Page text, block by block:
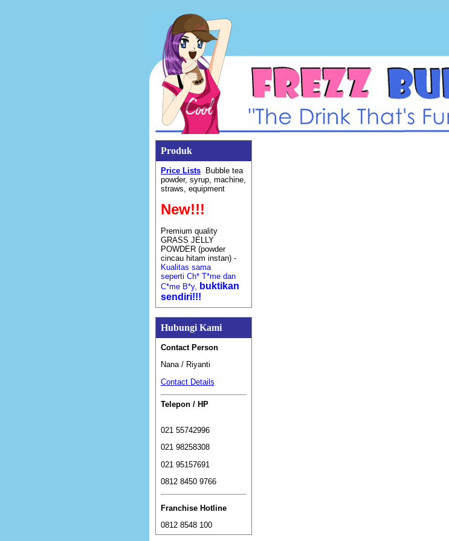
Produk
Price Lists Bubble tea
powder, syrup, machine,
straws, equipment
New!!!
Premium quality
GRASS JELLY
POWDER (powder
cincau hitam instan) -
Kualitas sama
seperti Ch* T*me dan
C*me B*y,
buktikan
sendiri!!!
Hubungi Kami
Contact Person
Nana / Riyanti
Contact Details
Telepon / HP
021 55742996
021 98258308
021 95157691
0812 8450 9766
Franchise Hotline
0812 8548 100